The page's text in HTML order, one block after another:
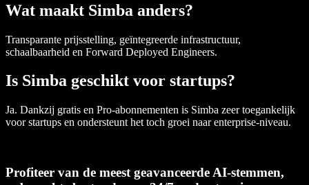
Wat maakt Simba anders?
Transparante prijsstelling, geïntegreerde infrastructuur,
schaalbaarheid en Forward Deployed Engineers.
Is Simba geschikt voor startups?
Ja. Dankzij gratis en Pro-abonnementen is Simba zeer toegankelijk
voor startups en ondersteunt het toch groei naar enterprise-niveau.
Profiteer van de meest geavanceerde AI-stemmen,